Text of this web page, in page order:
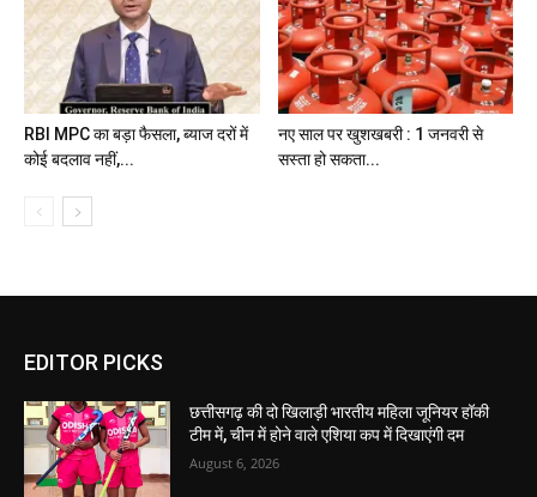
RBI MPC का बड़ा फैसला, ब्याज दरों में
कोई बदलाव नहीं,...
नए साल पर खुशखबरी : 1 जनवरी से
सस्ता हो सकता...
EDITOR PICKS
छत्तीसगढ़ की दो खिलाड़ी भारतीय महिला जूनियर हॉकी
टीम में, चीन में होने वाले एशिया कप में दिखाएंगी दम
August 6, 2026